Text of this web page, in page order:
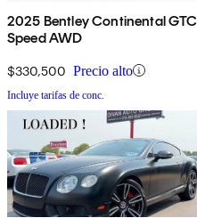
2025 Bentley Continental GTC
Speed AWD
$330,500 Precio alto
Incluye tarifas de conc.